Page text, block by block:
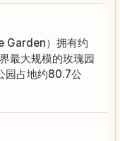
Garden）拥有约
最大规模的玫瑰园
园占地约80.7公